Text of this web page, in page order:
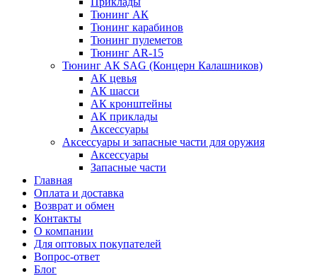
Тюнинг АК
Тюнинг карабинов
Тюнинг пулеметов
Тюнинг AR-15
Тюнинг АК SAG (Концерн Калашников)
АК цевья
АК шасси
АК кронштейны
АК приклады
Аксессуары
Аксессуары и запасные части для оружия
Аксессуары
Запасные части
Главная
Оплата и доставка
Возврат и обмен
Контакты
О компании
Для оптовых покупателей
Вопрос-ответ
Блог